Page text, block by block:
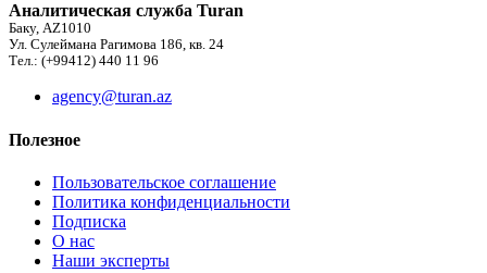
Аналитическая служба Turan
Баку, AZ1010
Ул. Сулеймана Рагимова 186, кв. 24
Тел.: (+99412) 440 11 96
agency@turan.az
Полезное
Пользовательское соглашение
Политика конфиденциальности
Подписка
О нас
Наши эксперты